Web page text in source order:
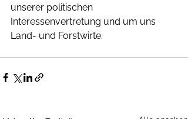
unserer politischen
Interessenvertretung und um uns
Land- und Forstwirte.